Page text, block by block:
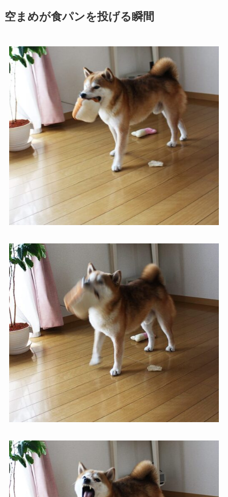
空まめが食パンを投げる瞬間